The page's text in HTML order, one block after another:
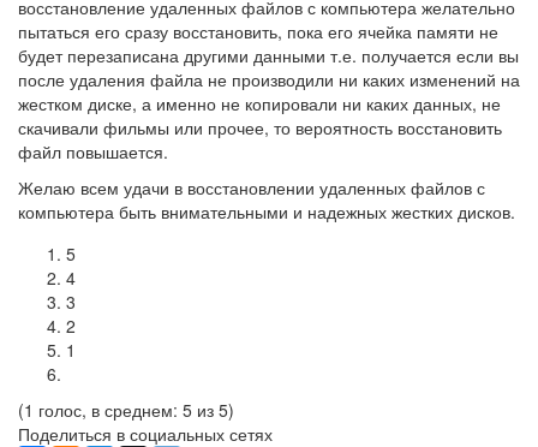
восстановление удаленных файлов с компьютера желательно
пытаться его сразу восстановить, пока его ячейка памяти не
будет перезаписана другими данными т.е. получается если вы
после удаления файла не производили ни каких изменений на
жестком диске, а именно не копировали ни каких данных, не
скачивали фильмы или прочее, то вероятность восстановить
файл повышается.
Желаю всем удачи в восстановлении удаленных файлов с
компьютера быть внимательными и надежных жестких дисков.
5
4
3
2
1
(1 голос, в среднем: 5 из 5)
Поделиться в социальных сетях